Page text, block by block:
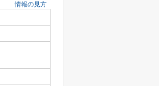
情報の見方